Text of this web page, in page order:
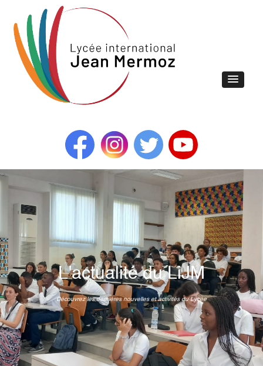
L'actualité du LiJM
Découvrez les dernières nouvelles et activités du Lycée